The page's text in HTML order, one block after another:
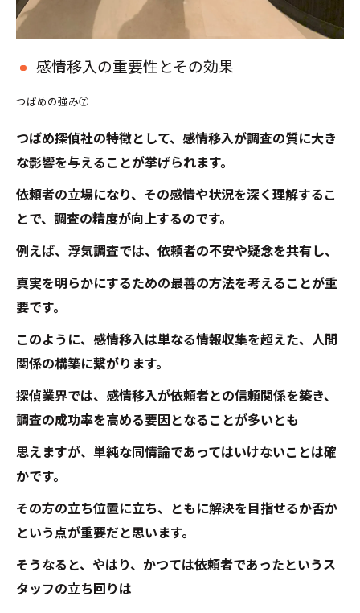
感情移入の重要性とその効果
つばめの強み⑦
つばめ探偵社の特徴として、感情移入が調査の質に大き
な影響を与えることが挙げられます。
依頼者の立場になり、その感情や状況を深く理解するこ
とで、調査の精度が向上するのです。
例えば、浮気調査では、依頼者の不安や疑念を共有し、
真実を明らかにするための最善の方法を考えることが重
要です。
このように、感情移入は単なる情報収集を超えた、人間
関係の構築に繋がります。
探偵業界では、感情移入が依頼者との信頼関係を築き、
調査の成功率を高める要因となることが多いとも
思えますが、単純な同情論であってはいけないことは確
かです。
その方の立ち位置に立ち、ともに解決を目指せるか否か
という点が重要だと思います。
そうなると、やはり、かつては依頼者であったというス
タッフの立ち回りは